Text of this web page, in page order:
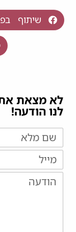
שיתוף
לא מצאת
לנו הודעה!